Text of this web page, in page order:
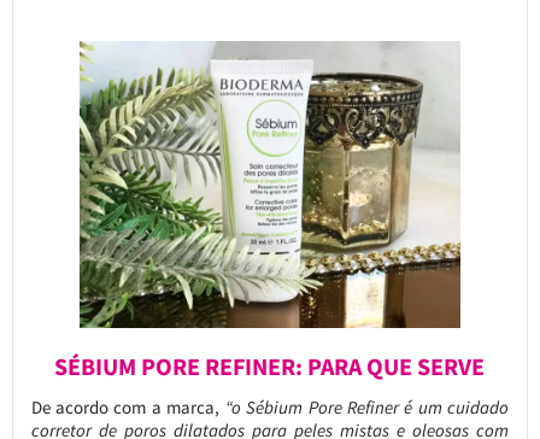
SÉBIUM PORE REFINER: PARA QUE SERVE
De acordo com a marca, “o Sébium Pore Refiner é um cuidado
corretor de poros dilatados para peles mistas e oleosas com